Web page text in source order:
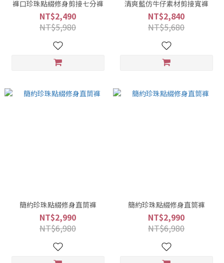
褲口珍珠點綴修身剪接七分褲
NT$2,490
NT$5,980
清爽藍仿牛仔素材剪接寬褲
NT$2,840
NT$5,680
簡約珍珠點綴修身直筒褲
NT$2,990
NT$6,980
簡約珍珠點綴修身直筒褲
NT$2,990
NT$6,980